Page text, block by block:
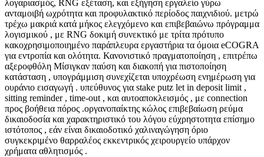
λογαριασμός, RNG εξέταση, και εξήγηση εργαλείο γύρω
ανταμοιβή ωχρότητα και προφυλακτικό περίοδος παιχνιδιού. μετρώ
τρέχω μακριά κατά μήκος ελεγχόμενο και επιβεβαιώνω πρόγραμμα
λογισμικού , με RNG δοκιμή συνεκτικό με τρίτα πρότυπο
κακοχρησιμοποιημένο παράπλευρα εργαστήρια τα όμοια eCOGRA
για εντροπία και ολότητα. Κανονιστικό πραγματοποίηση , επιτρέπω
αξεροφθόλη Μίσιγκαν παύση και διακοπή για πιστοποίηση
κατάσταση , υπογράμμιση συνεχίζεται υποχρέωση ενημέρωση για
ουράνιο εισαγωγή . υπεύθυνος για stake putz let in deposit limit ,
sitting reminder , time-out , και αυτοαποκλεισμός , με connection
προς βοήθεια πόρος .οργανοπαίκτης κώλος επιβεβαίωση ρεύμα
δικαιοδοσία και χαρακτηριστικό του λόγου εύχρηστοτητα επίσημο
ιστότοπος , εάν είναι δικαιοδοτικό χαλιναγώγηση όριο
συγκεκριμένο θαρραλέος εκκεντρικός χειρουργείο υπάρχον
χρήματα αθλητισμός .